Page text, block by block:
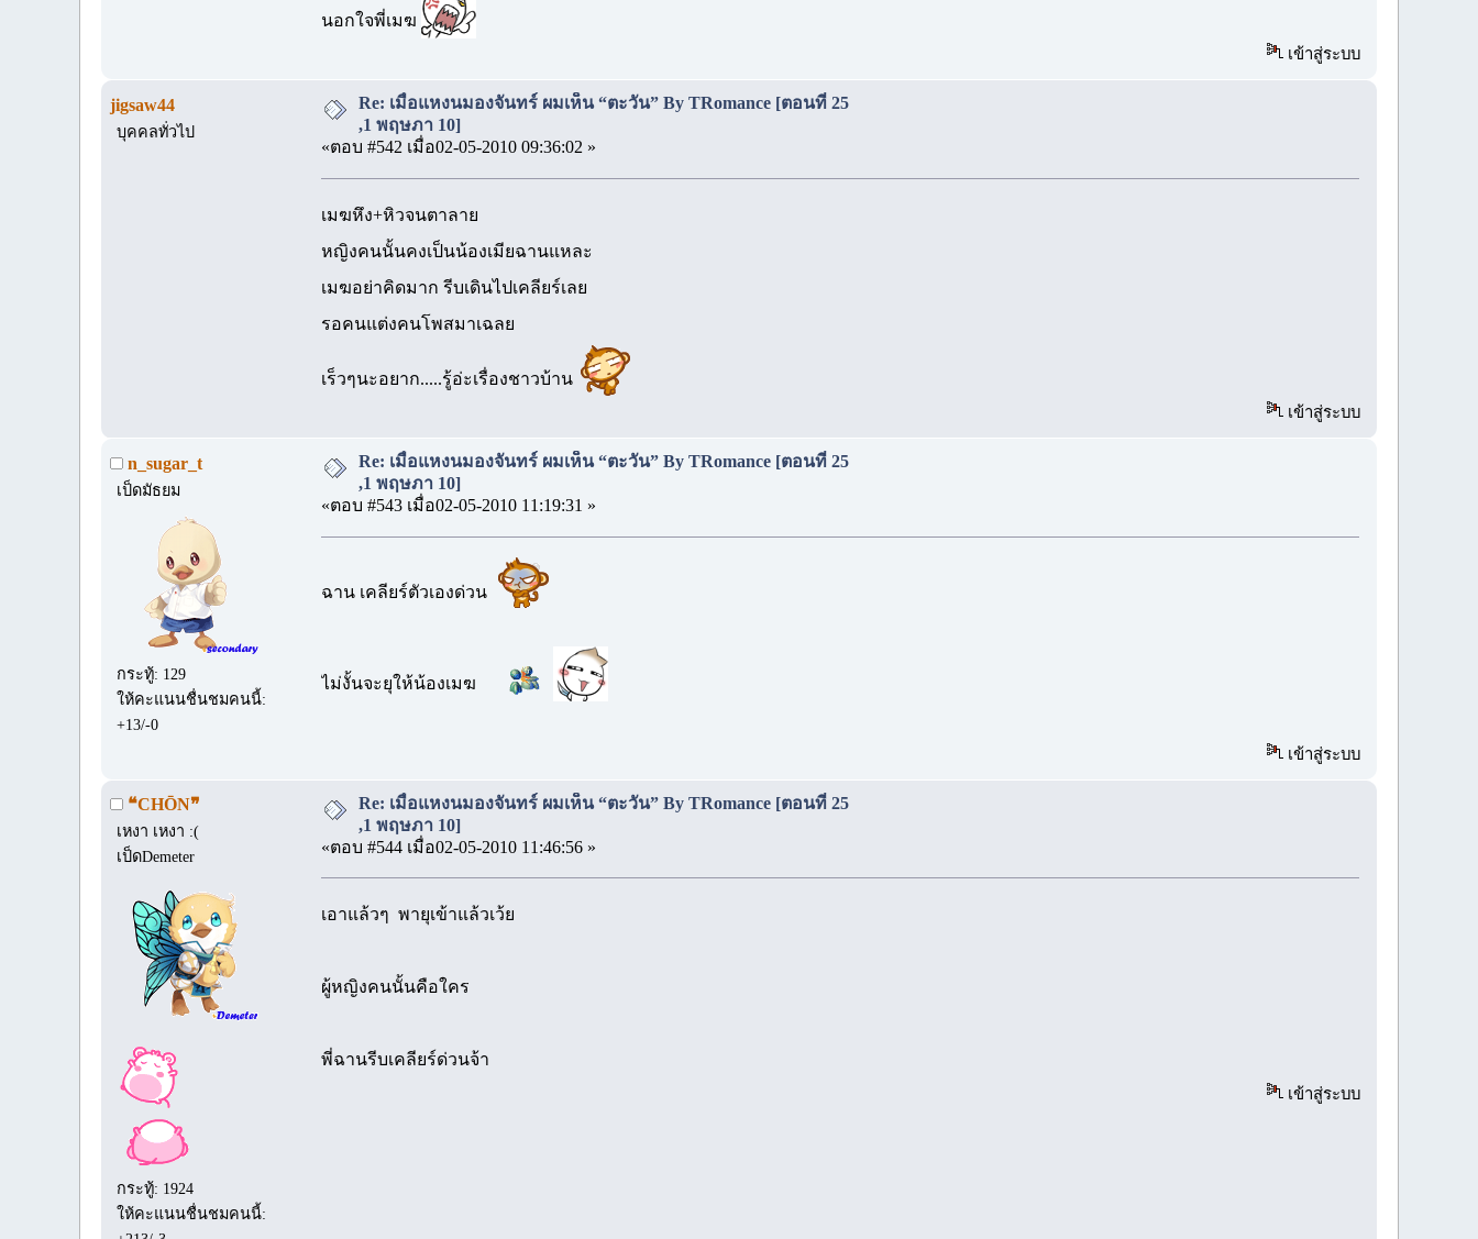
นอกใจพี่เมฆ
เข้าสู่ระบบ
jigsaw44
บุคคลทั่วไป
Re: เมื่อแหงนมองจันทร์ ผมเห็น “ตะวัน” By TRomance [ตอนที่ 25
,1 พฤษภา 10]
«ตอบ #542 เมื่อ02-05-2010 09:36:02 »
เมฆหึง+หิวจนตาลาย
หญิงคนนั้นคงเป็นน้องเมียฉานแหละ
เมฆอย่าคิดมาก รีบเดินไปเคลียร์เลย
รอคนแต่งคนโพสมาเฉลย
เร็วๆนะอยาก.....รู้อ่ะเรื่องชาวบ้าน
เข้าสู่ระบบ
n_sugar_t
เป็ดมัธยม
กระทู้: 129
ให้คะแนนชื่นชมคนนี้:
+13/-0
Re: เมื่อแหงนมองจันทร์ ผมเห็น “ตะวัน” By TRomance [ตอนที่ 25
,1 พฤษภา 10]
«ตอบ #543 เมื่อ02-05-2010 11:19:31 »
ฉาน เคลียร์ตัวเองด่วน
ไม่งั้นจะยุให้น้องเมฆ
เข้าสู่ระบบ
❝CHŌN❞
เหงา เหงา :(
เป็ดDemeter
กระทู้: 1924
ให้คะแนนชื่นชมคนนี้:
Re: เมื่อแหงนมองจันทร์ ผมเห็น “ตะวัน” By TRomance [ตอนที่ 25
,1 พฤษภา 10]
«ตอบ #544 เมื่อ02-05-2010 11:46:56 »
เอาแล้วๆ พายุเข้าแล้วเว้ย
ผู้หญิงคนนั้นคือใคร
พี่ฉานรีบเคลียร์ด่วนจ้า
เข้าสู่ระบบ